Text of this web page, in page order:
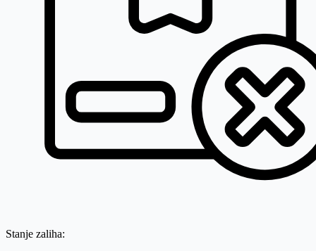
Stanje zaliha: